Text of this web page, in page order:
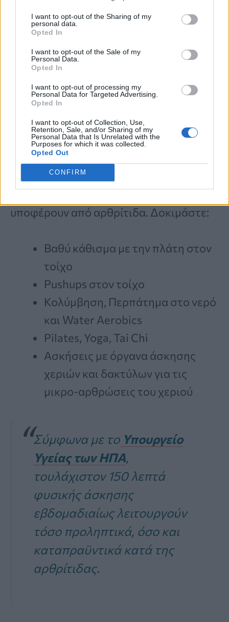
I want to opt-out of the Sharing of my
personal data.
Opted In
I want to opt-out of the Sale of my
Personal Data.
Opted In
I want to opt-out of processing my
Personal Data for Targeted Advertising.
Opted In
I want to opt-out of Collection, Use,
Retention, Sale, and/or Sharing of my
Personal Data that Is Unrelated with the
Purposes for which it was collected.
Opted Out
CONFIRM
διότι αυξάνουν το εύρος της
συντονισμού και της ευελιξίας.
3 Μυική ενδυνάμωση
Οι ήπιες ασκήσεις με βαράκια και
ketllebell και οι ασκήσεις όπου
χρησιμοποιείται το σωματικό βάρος ως
αντίσταση, όπως το pilates και η yoga,
υποφέρουν από αρθρίτιδα. Δοκιμάστε:
Βαθύ κάθισμα με την πλάτη στον
τοίχο
Pushups στον τοίχο
Κολύμβηση, Περπάτημα στο νερό
και Water Aerobics
Pilates, Yoga, Tai Chi
Ασκήσεις με όργανα άσκησης
χεριών και δακτύλων για τις
μικρο-αρθρώσεις του χεριού
Σύμφωνα με τοΥπουργείο
Υγείας των ΗΠΑ,
τουλάχιστον 150 λεπτά
φυσικής άσκησης
εβδομαδιαίως λειτουργούν
τόσο προληπτικά, όσο και
καταπραϋντικά κατά της
αρθρίτιδας.